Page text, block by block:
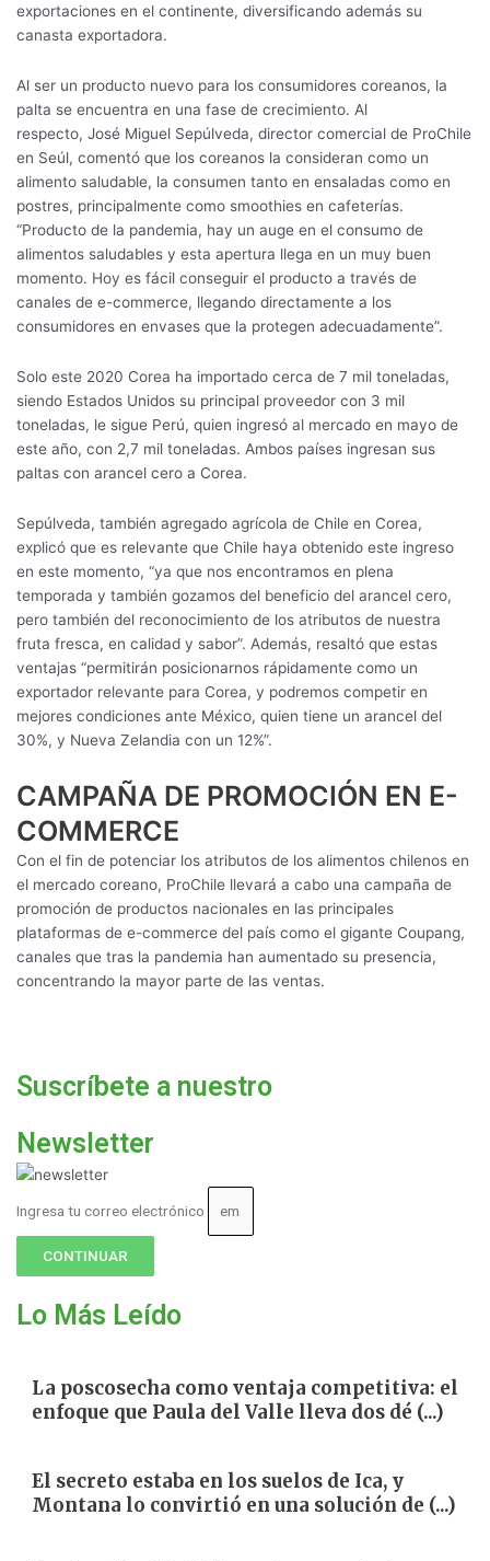
exportaciones en el continente, diversificando además su
canasta exportadora.
Al ser un producto nuevo para los consumidores coreanos, la
palta se encuentra en una fase de crecimiento. Al
respecto, José Miguel Sepúlveda, director comercial de ProChile
en Seúl, comentó que los coreanos la consideran como un
alimento saludable, la consumen tanto en ensaladas como en
postres, principalmente como smoothies en cafeterías.
“Producto de la pandemia, hay un auge en el consumo de
alimentos saludables y esta apertura llega en un muy buen
momento. Hoy es fácil conseguir el producto a través de
canales de e-commerce, llegando directamente a los
consumidores en envases que la protegen adecuadamente”.
Solo este 2020 Corea ha importado cerca de 7 mil toneladas,
siendo Estados Unidos su principal proveedor con 3 mil
toneladas, le sigue Perú, quien ingresó al mercado en mayo de
este año, con 2,7 mil toneladas. Ambos países ingresan sus
paltas con arancel cero a Corea.
Sepúlveda, también agregado agrícola de Chile en Corea,
explicó que es relevante que Chile haya obtenido este ingreso
en este momento, “ya que nos encontramos en plena
temporada y también gozamos del beneficio del arancel cero,
pero también del reconocimiento de los atributos de nuestra
fruta fresca, en calidad y sabor”. Además, resaltó que estas
ventajas “permitirán posicionarnos rápidamente como un
exportador relevante para Corea, y podremos competir en
mejores condiciones ante México, quien tiene un arancel del
30%, y Nueva Zelandia con un 12%”.
CAMPAÑA DE PROMOCIÓN EN E-
COMMERCE
Con el fin de potenciar los atributos de los alimentos chilenos en
el mercado coreano, ProChile llevará a cabo una campaña de
promoción de productos nacionales en las principales
plataformas de e-commerce del país como el gigante Coupang,
canales que tras la pandemia han aumentado su presencia,
concentrando la mayor parte de las ventas.
Suscríbete a nuestro
Newsletter
Ingresa tu correo electrónico
CONTINUAR
Lo Más Leído
La poscosecha como ventaja competitiva: el
enfoque que Paula del Valle lleva dos dé (...)
El secreto estaba en los suelos de Ica, y
Montana lo convirtió en una solución de (...)